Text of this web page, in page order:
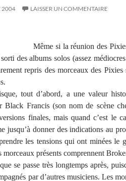
2004 LAISSER UN COMMENTAIRE
Même si la réunion des
des albums solos (assez
repris des morceaux des
tout d’abord, a une valeur
Black Francis (son nom de scène
finales, mais quand c’est le
jusqu’à donner des indications au
les tensions qui ont minées le
morceaux présents comprennent
se passe très longtemps après,
par d’autres musiciens. Les